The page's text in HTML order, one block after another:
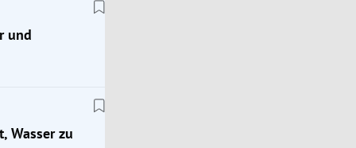
und
Wasser zu